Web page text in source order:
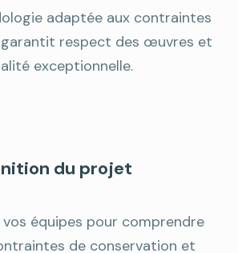
adaptée aux contraintes
respect des œuvres et
exceptionnelle.
du projet
équipes pour comprendre
de conservation et